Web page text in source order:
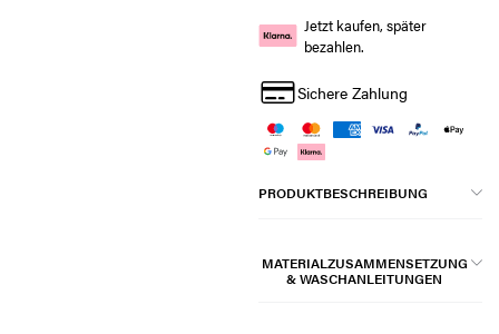
Jetzt kaufen, später
bezahlen.
Sichere Zahlung
PRODUKTBESCHREIBUNG
MATERIALZUSAMMENSETZUNG
& WASCHANLEITUNGEN